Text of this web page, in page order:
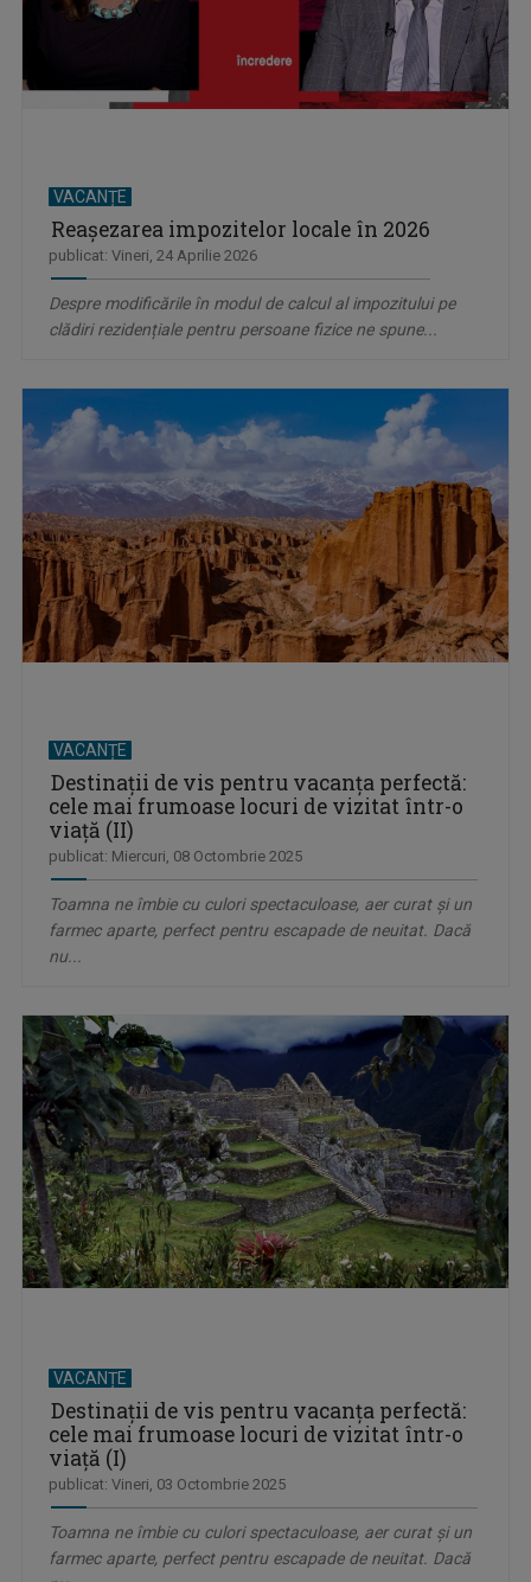
VACANȚE
Reaşezarea impozitelor locale în 2026
publicat: Vineri, 24 Aprilie 2026
Despre modificările în modul de calcul al impozitului pe
clădiri rezidențiale pentru persoane fizice ne spune...
VACANȚE
Destinații de vis pentru vacanța perfectă:
cele mai frumoase locuri de vizitat într-o
viață (II)
publicat: Miercuri, 08 Octombrie 2025
Toamna ne îmbie cu culori spectaculoase, aer curat și un
farmec aparte, perfect pentru escapade de neuitat. Dacă
nu...
VACANȚE
Destinații de vis pentru vacanța perfectă:
cele mai frumoase locuri de vizitat într-o
viață (I)
publicat: Vineri, 03 Octombrie 2025
Toamna ne îmbie cu culori spectaculoase, aer curat și un
farmec aparte, perfect pentru escapade de neuitat. Dacă